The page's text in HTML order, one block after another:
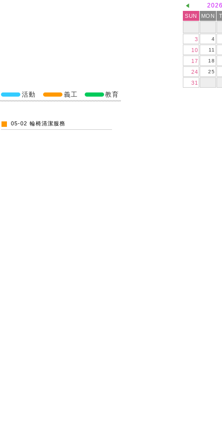
SUN MON
3 4
10 11
17 18
24 25
31
活動 義工 教育